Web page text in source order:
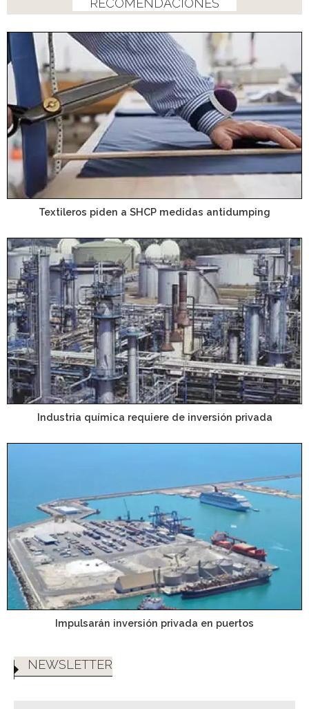
RECOMENDACIONES
Textileros piden a SHCP medidas antidumping
Industria química requiere de inversión privada
Impulsarán inversión privada en puertos
NEWSLETTER